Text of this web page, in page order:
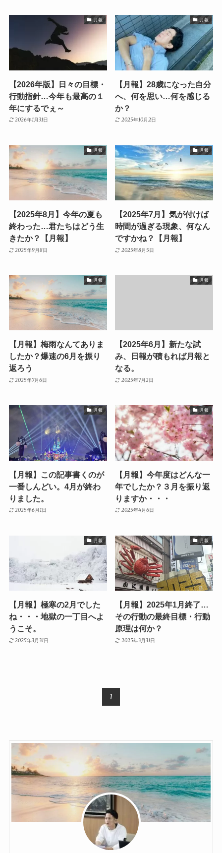
月報
【2026年版】日々の目標・
行動指針…今年も最高の１
年にするでぇ～
2026年1月31日
月報
【月報】28歳になった自分
へ、何を思い…何を感じる
か？
2025年10月2日
月報
【2025年8月】今年の夏も
終わった…君たちはどう生
きたか？【月報】
2025年9月8日
月報
【2025年7月】気が付けば
時間が過ぎる現象、何なん
ですかね？【月報】
2025年8月5日
月報
【月報】梅雨なんてありま
したか？爆速の6月を振り
返ろう
2025年7月6日
月報
【2025年6月】新たな試
み、日報が積もれば月報と
なる。
2025年7月2日
月報
【月報】この記事書くのが
一番しんどい。4月が終わ
りました。
2025年6月1日
月報
【月報】今年度はどんな一
年でしたか？３月を振り返
りますか・・・
2025年4月6日
月報
【月報】極寒の2月でした
ね・・・地獄の一丁目へよ
うこそ。
2025年3月31日
月報
【月報】2025年1月終了…
その行動の最終目標・行動
原理は何か？
2025年3月31日
1